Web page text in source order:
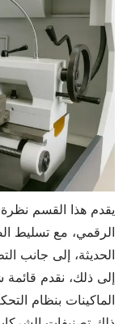
يقدم هذا القسم
الرقمي، مع تسليط
الحديثة، إلى جانب
الماكينات بنظام